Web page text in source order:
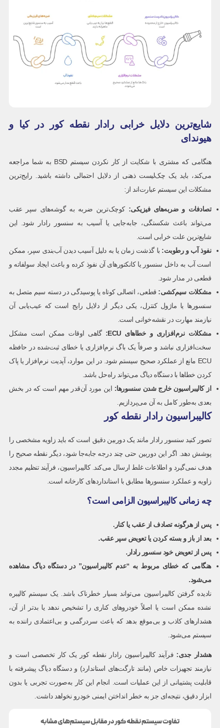
شایع‌ترین دلایل خرابی رادار نقطه کور در کیا و
هیوندای
هنگامی که مشتری با شکایت از کار نکردن سیستم BSD به شما مراجعه
می‌کند، باید یک چک‌لیست ذهنی از دلایل احتمالی داشته باشید. رایج‌ترین
مشکلات این سیستم عبارت‌اند از:
تصادفات و ضربه‌های فیزیکی: کوچک‌ترین ضربه به گوشه‌های سپر عقب
می‌تواند باعث شکستگی، جابه‌جایی یا آسیب به سنسور رادار شود. این
شایع‌ترین علت خرابی است.
نفوذ آب و رطوبت: با گذشت زمان یا به دلیل آسیب دیدن آب‌بندی سپر، ممکن
است آب به داخل سنسور یا کانکتورهای آن نفوذ کرده و باعث ایجاد سولفاته و
قطعی در مدار شود.
مشکلات سیم‌کشی: قطعی، اتصالی کوتاه یا پوسیدگی در دسته سیم متصل به
سنسورها یا ماژول کنترل، یکی دیگر از دلایل رایج است که عیب‌یابی آن
نیازمند مهارت در نقشه‌خوانی است.
مشکلات نرم‌افزاری و خطاهای ECU:
گاهی اوقات ممکن است مشکل
سخت‌افزاری نباشد و صرفاً یک باگ نرم‌افزاری یا خطای ثبت‌شده در حافظه
ECU مانع از عملکرد صحیح سیستم شود. در این موارد، آپدیت نرم‌افزار یا پاک
کردن خطاها با دستگاه دیاگ می‌تواند راه‌حل باشد.
از کالیبراسیون خارج شدن سنسورها: این مورد آن‌قدر مهم است که در بخش
بعدی به‌طور کامل به آن می‌پردازیم.
کالیبراسیون رادار نقطه کور
تصور کنید سنسور رادار مانند یک دوربین دقیق است که باید زاویه مشخصی را
پوشش دهد. اگر این دوربین حتی چند درجه جابه‌جا شود، دیگر نقطه صحیح را
هدف نمی‌گیرد و اطلاعات غلط ارسال می‌کند. کالیبراسیون، فرآیند تنظیم مجدد
زاویه و عملکرد سنسورها مطابق با استانداردهای کارخانه است.
چه زمانی کالیبراسیون الزامی است؟
پس از هرگونه تصادف از عقب یا کنار .
بعد از باز و بسته کردن یا تعویض سپر عقب.
پس از تعویض خود سنسور رادار .
هنگامی که خطای مربوط به “عدم کالیبراسیون” در دستگاه دیاگ مشاهده
می‌شود.
نادیده گرفتن کالیبراسیون می‌تواند بسیار خطرناک باشد. یک سیستم کالیبره
نشده ممکن است یا اصلاً خودروهای کناری را تشخیص ندهد یا بدتر از آن،
هشدارهای کاذب و بی‌موقع بدهد که باعث سردرگمی و بی‌اعتمادی راننده به
سیستم می‌شود.
هشدار جدی: فرآیند کالیبراسیون رادار نقطه کور یک کار تخصصی است و
نیازمند تجهیزات خاص (مانند تارگت‌های استاندارد) و دستگاه دیاگ پیشرفته با
قابلیت پشتیبانی از این عملیات است. انجام این کار به‌صورت تجربی یا بدون
ابزار دقیق، نتیجه‌ای جز به خطر انداختن ایمنی خودرو نخواهد داشت.